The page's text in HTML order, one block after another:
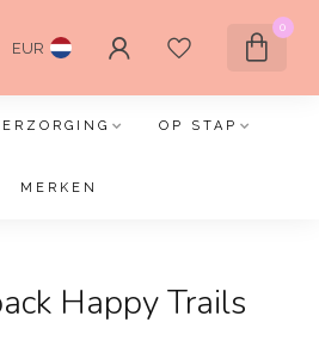
EUR
0
OP STAP
MERKEN
Happy Trails